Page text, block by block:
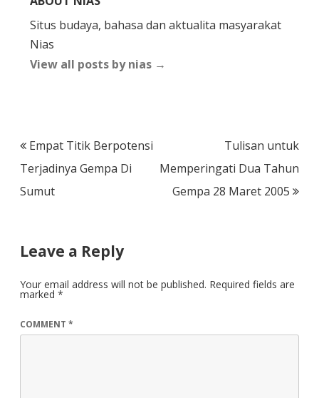
Situs budaya, bahasa dan aktualita masyarakat
Nias
View all posts by nias →
Post
navigation
Empat Titik Berpotensi
Terjadinya Gempa Di
Sumut
Tulisan untuk
Memperingati Dua Tahun
Gempa 28 Maret 2005
Leave a Reply
Your email address will not be published. Required fields are
marked *
COMMENT *